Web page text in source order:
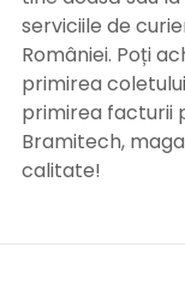
serviciile de
României. Poți
primirea
primirea facturii
Bramitech,
calitate!